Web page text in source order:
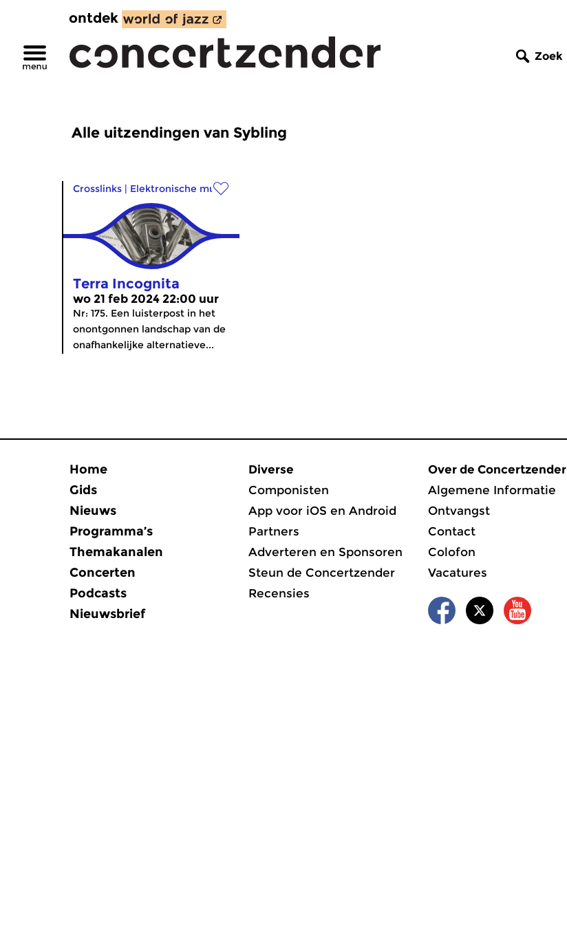
ontdek
Zoek
Alle uitzendingen van Sybling
Crosslinks | Elektronische muziek
Terra Incognita
wo 21 feb 2024 22:00 uur
Nr: 175. Een luisterpost in het
onontgonnen landschap van de
onafhankelijke alternatieve...
Home
Gids
Nieuws
Programma’s
Themakanalen
Concerten
Podcasts
Nieuwsbrief
Diverse
Componisten
App voor iOS en Android
Partners
Adverteren en Sponsoren
Steun de Concertzender
Recensies
Over de Concertzender
Algemene Informatie
Ontvangst
Contact
Colofon
Vacatures